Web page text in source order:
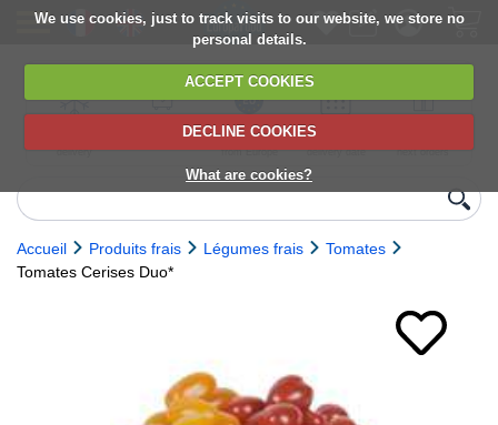
We use cookies, just to track visits to our website, we store no
personal details.
ACCEPT COOKIES
DECLINE COOKIES
What are cookies?
delivery
6,000+ products
Direct import
from Europe
Choose your
delivery date
next orders
Accueil Produits frais Légumes frais
Tomates
Tomates Cerises Duo*